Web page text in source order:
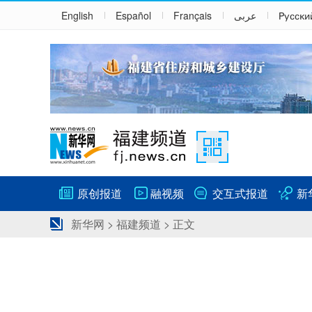
English Español Français عربى
原创报道 融视频 交互式报道
新
新华网 > 福建频道 > 正文